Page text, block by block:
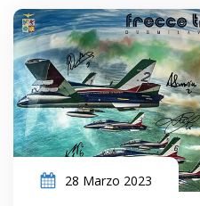
28 Marzo 2023